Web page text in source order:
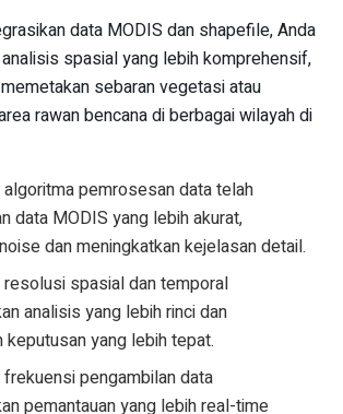
data MODIS dan shapefile, Anda
spasial yang lebih komprehensif,
sebaran vegetasi atau
rawan bencana di berbagai wilayah di
algoritma pemrosesan data telah
data MODIS yang lebih akurat,
dan meningkatkan kejelasan detail.
resolusi spasial dan temporal
analisis yang lebih rinci dan
keputusan yang lebih tepat.
pengambilan data
pemantauan yang lebih real-time